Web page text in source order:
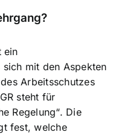
ein
mit den Aspekten
Arbeitsschutzes
steht für
Regelung“. Die
fest, welche